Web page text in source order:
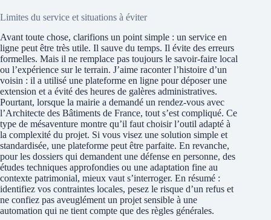
Limites du service et situations à éviter
Avant toute chose, clarifions un point simple : un service en
ligne peut être très utile. Il sauve du temps. Il évite des erreurs
formelles. Mais il ne remplace pas toujours le savoir-faire local
ou l’expérience sur le terrain. J’aime raconter l’histoire d’un
voisin : il a utilisé une plateforme en ligne pour déposer une
extension et a évité des heures de galères administratives.
Pourtant, lorsque la mairie a demandé un rendez‑vous avec
l’Architecte des Bâtiments de France, tout s’est compliqué. Ce
type de mésaventure montre qu’il faut choisir l’outil adapté à
la complexité du projet. Si vous visez une solution simple et
standardisée, une plateforme peut être parfaite. En revanche,
pour les dossiers qui demandent une défense en personne, des
études techniques approfondies ou une adaptation fine au
contexte patrimonial, mieux vaut s’interroger. En résumé :
identifiez vos contraintes locales, pesez le risque d’un refus et
ne confiez pas aveuglément un projet sensible à une
automation qui ne tient compte que des règles générales.